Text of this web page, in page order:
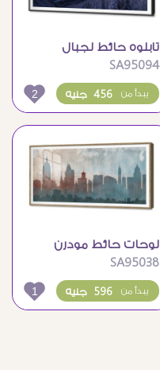
تابلوه حائط لجبال
شتوية مضيئة وقت
الغروب
SA95094
456 جنيه يبدأ من 2
لوحات حائط مودرن
لمدينة نيويورك بتصميم
فني
SA95038
596 جنيه يبدأ من 1